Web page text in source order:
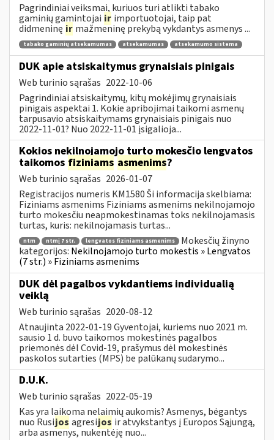
Pagrindiniai veiksmai, kuriuos turi atlikti tabako
gaminių gamintojai ir importuotojai, taip pat
didmeninę ir mažmeninę prekybą vykdantys asmenys ...
tabako gaminių atsekamumas atsekamumas atsekamumo sistema
DUK apie atsiskaitymus grynaisiais pinigais
Web turinio sąrašas 2022-10-06
Pagrindiniai atsiskaitymų, kitų mokėjimų grynaisiais
pinigais aspektai 1. Kokie apribojimai taikomi asmenų
tarpusavio atsiskaitymams grynaisiais pinigais nuo
2022-11-01? Nuo 2022-11-01 įsigalioja...
Kokios nekilnojamojo turto mokesčio lengvatos
taikomos fiziniams asmenims?
Web turinio sąrašas 2026-01-07
Registracijos numeris KM1580 Ši informacija skelbiama:
Fiziniams asmenims Fiziniams asmenims nekilnojamojo
turto mokesčiu neapmokestinamas toks nekilnojamasis
turtas, kuris: nekilnojamasis turtas...
ntm ntmį 7 str. lengvatos fiziniams asmenims
Mokesčių žinyno
kategorijos: Nekilnojamojo turto mokestis » Lengvatos
(7 str.) » Fiziniams asmenims
DUK dėl pagalbos vykdantiems individualią
veiklą
Web turinio sąrašas 2020-08-12
Atnaujinta 2022-01-19 Gyventojai, kuriems nuo 2021 m.
sausio 1 d. buvo taikomos mokestinės pagalbos
priemonės dėl Covid-19, prašymus dėl mokestinės
paskolos sutarties (MPS) be palūkanų sudarymo...
D.U.K.
Web turinio sąrašas 2022-05-19
Kas yra laikoma nelaimių aukomis? Asmenys, bėgantys
nuo Rusijos agresijos ir atvykstantys į Europos Sąjungą,
arba asmenys, nukentėję nuo...